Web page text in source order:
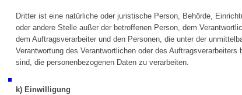
Dritter ist eine natürliche oder juristische Person, Behörde,
oder andere Stelle außer der betroffenen Person, dem
dem Auftragsverarbeiter und den Personen, die unter der
Verantwortung des Verantwortlichen oder des Auftragsverarbeiters
sind, die personenbezogenen Daten zu verarbeiten.
k) Einwilligung